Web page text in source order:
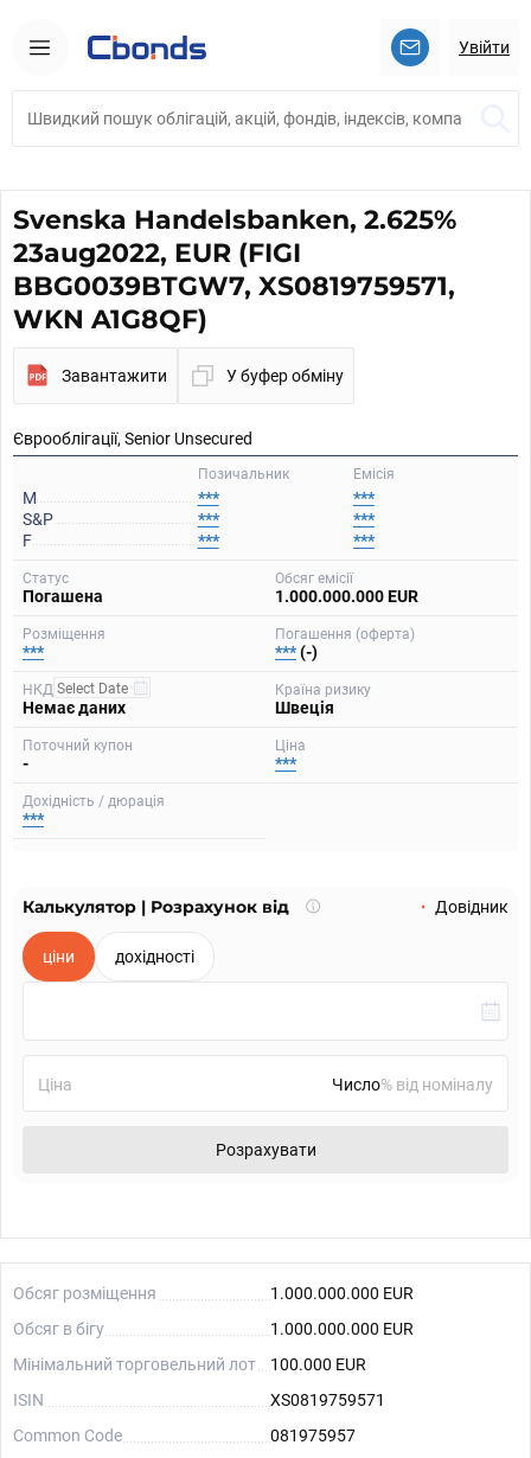
Увійти
Svenska Handelsbanken, 2.625%
23aug2022, EUR (FIGI
BBG0039BTGW7, XS0819759571,
WKN A1G8QF)
Завантажити У буфер обміну
Єврооблігації, Senior Unsecured
Емісія
Позичальник
M ***
***
S&P
***
***
F
***
***
Статус
Погашена
Обсяг емісії
1.000.000.000 EUR
Розміщення
***
Погашення (оферта)
***(-)
НКД
Немає даних
Країна ризику
Швеція
Поточний купон
-
Ціна
***
Дохідність / дюрація
***
Калькулятор | Розрахунок від
Що
Довідник
ціни дохідності
Ціна % від номіналу
Розрахувати
Обсяг розміщення
1.000.000.000 EUR
Обсяг в бігу
1.000.000.000 EUR
Мінімальний торговельний лот
100.000 EUR
ISIN
XS0819759571
Common Code
081975957